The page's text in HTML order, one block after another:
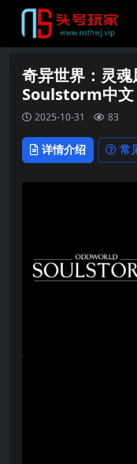
奇异世界：灵
Soulstorm中文
2025-10-31 83
详情介绍 常